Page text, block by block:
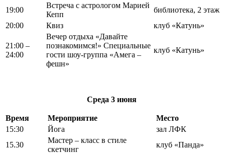
19:00
Встреча с астрологом Марией
Кепп
библиотека, 2 этаж
20:00
Квиз клуб «Катунь»
21:00 –
24:00
Вечер отдыха «Давайте
познакомимся!» Специальные
гости шоу-группа «Амега –
фешн»
клуб «Катунь»
Среда 3 июня
Время Мероприятие
Место
15:30
Йога
зал ЛФК
15.30
Мастер – класс в стиле
скетчинг
клуб «Панда»